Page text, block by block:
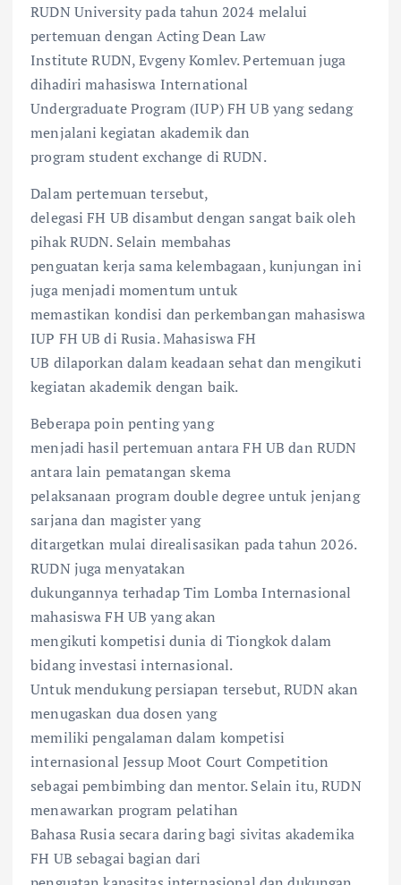
RUDN University pada tahun 2024 melalui
pertemuan dengan Acting Dean Law
Institute RUDN, Evgeny Komlev. Pertemuan juga
dihadiri mahasiswa International
Undergraduate Program (IUP) FH UB yang sedang
menjalani kegiatan akademik dan
program student exchange di RUDN.
Dalam pertemuan tersebut,
delegasi FH UB disambut dengan sangat baik oleh
pihak RUDN. Selain membahas
penguatan kerja sama kelembagaan, kunjungan ini
juga menjadi momentum untuk
memastikan kondisi dan perkembangan mahasiswa
IUP FH UB di Rusia. Mahasiswa FH
UB dilaporkan dalam keadaan sehat dan mengikuti
kegiatan akademik dengan baik.
Beberapa poin penting yang
menjadi hasil pertemuan antara FH UB dan RUDN
antara lain pematangan skema
pelaksanaan program double degree untuk jenjang
sarjana dan magister yang
ditargetkan mulai direalisasikan pada tahun 2026.
RUDN juga menyatakan
dukungannya terhadap Tim Lomba Internasional
mahasiswa FH UB yang akan
mengikuti kompetisi dunia di Tiongkok dalam
bidang investasi internasional.
Untuk mendukung persiapan tersebut, RUDN akan
menugaskan dua dosen yang
memiliki pengalaman dalam kompetisi
internasional Jessup Moot Court Competition
sebagai pembimbing dan mentor. Selain itu, RUDN
menawarkan program pelatihan
Bahasa Rusia secara daring bagi sivitas akademika
FH UB sebagai bagian dari